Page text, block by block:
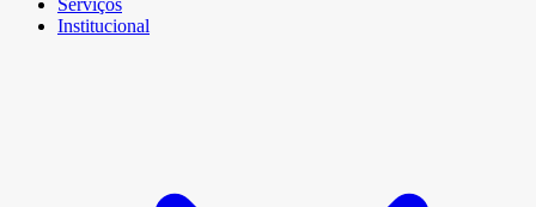
Serviços
Institucional